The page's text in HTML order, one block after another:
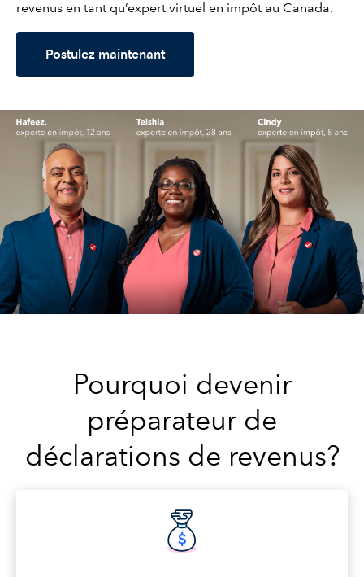
revenus en tant qu’expert virtuel en impôt au Canada.
Postulez maintenant
Pourquoi devenir
préparateur de
déclarations de revenus?